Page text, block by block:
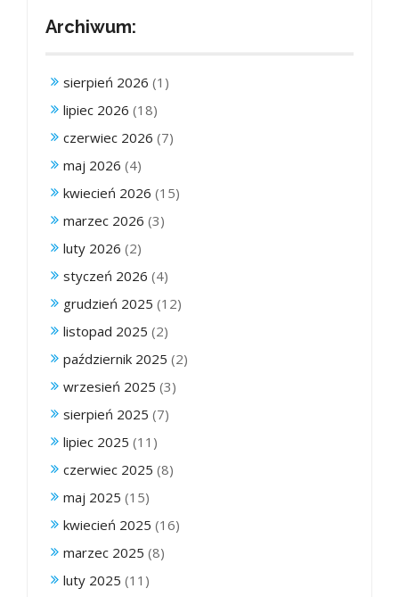
Archiwum:
sierpień 2026 (1)
lipiec 2026 (18)
czerwiec 2026 (7)
maj 2026 (4)
kwiecień 2026 (15)
marzec 2026 (3)
luty 2026 (2)
styczeń 2026 (4)
grudzień 2025 (12)
listopad 2025 (2)
październik 2025 (2)
wrzesień 2025 (3)
sierpień 2025 (7)
lipiec 2025 (11)
czerwiec 2025 (8)
maj 2025 (15)
kwiecień 2025 (16)
marzec 2025 (8)
luty 2025 (11)